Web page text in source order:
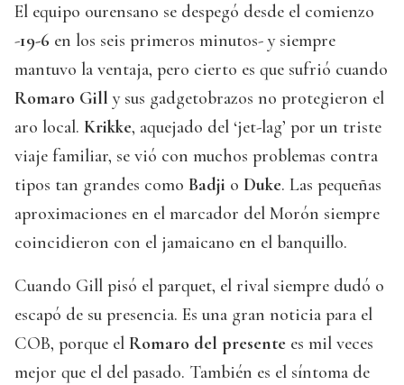
El equipo ourensano se despegó desde el comienzo
-19-6 en los seis primeros minutos- y siempre
mantuvo la ventaja, pero cierto es que sufrió cuando
Romaro Gill y sus gadgetobrazos no protegieron el
aro local. Krikke, aquejado del ‘jet-lag’ por un triste
viaje familiar, se vió con muchos problemas contra
tipos tan grandes como Badji o Duke. Las pequeñas
aproximaciones en el marcador del Morón siempre
coincidieron con el jamaicano en el banquillo.
Cuando Gill pisó el parquet, el rival siempre dudó o
escapó de su presencia. Es una gran noticia para el
COB, porque el Romaro del presente es mil veces
mejor que el del pasado. También es el síntoma de